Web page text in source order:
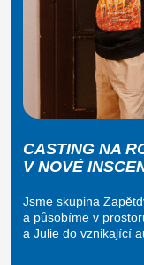
CASTING NA
V NOVÉ
Jsme skupina
a působíme v
a Julie do vznikající